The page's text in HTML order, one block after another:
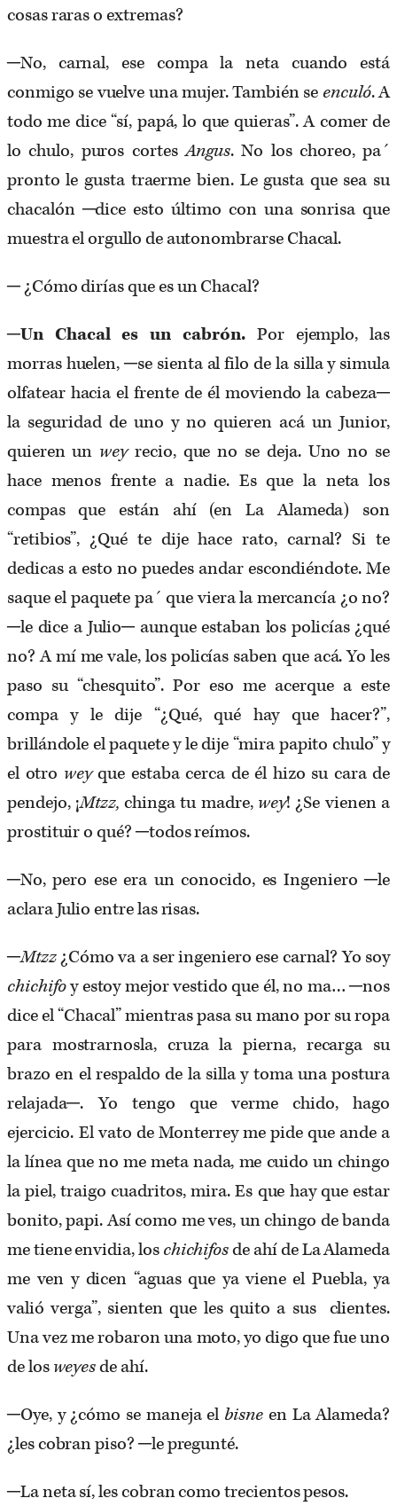
cosas raras o extremas?
─No, carnal, ese compa la neta cuando está
conmigo se vuelve una mujer. También seenculó. A
todo me dice “sí, papá, lo que quieras”. A comer de
lo chulo, puros cortesAngus. No los choreo, pa´
pronto le gusta traerme bien. Le gusta que sea su
chacalón ─dice esto último con una sonrisa que
muestra el orgullo de autonombrarse Chacal.
─ ¿Cómo dirías que es un Chacal?
─Un Chacal es un cabrón.Por ejemplo, las
morras huelen, ─se sienta al filo de la silla y simula
olfatear hacia el frente de él moviendo la cabeza─
la seguridad de uno y no quieren acá un Junior,
quieren un weyrecio, que no se deja. Uno no se
hace menos frente a nadie. Es que la neta los
compas que están ahí (en La Alameda) son
“retibios”, ¿Qué te dije hace rato, carnal? Si te
dedicas a esto no puedes andar escondiéndote. Me
saque el paquete pa´ que viera la mercancía ¿o no?
─le dice a Julio─ aunque estaban los policías ¿qué
no? A mí me vale, los policías saben que acá. Yo les
paso su “chesquito”. Por eso me acerque a este
compa y le dije “¿Qué, qué hay que hacer?”,
brillándole el paquete y le dije “mira papito chulo” y
el otro weyque estaba cerca de él hizo su cara de
pendejo, ¡Mtzz, chinga tu madre, wey! ¿Se vienen a
prostituir o qué? ─todos reímos.
─No, pero ese era un conocido, es Ingeniero ─le
aclara Julio entre las risas.
─Mtzz¿Cómo va a ser ingeniero ese carnal? Yo soy
chichifoy estoy mejor vestido que él, no ma… ─nos
dice el “Chacal” mientras pasa su mano por su ropa
para mostrarnosla, cruza la pierna, recarga su
brazo en el respaldo de la silla y toma una postura
relajada─. Yo tengo que verme chido, hago
ejercicio. El vato de Monterrey me pide que ande a
la línea que no me meta nada, me cuido un chingo
la piel, traigo cuadritos, mira. Es que hay que estar
bonito, papi. Así como me ves, un chingo de banda
me tiene envidia, loschichifosde ahí de La Alameda
me ven y dicen “aguas que ya viene el Puebla, ya
valió verga”, sienten que les quito a sus clientes.
Una vez me robaron una moto, yo digo que fue uno
de losweyesde ahí.
─Oye, y ¿cómo se maneja el bisneen La Alameda?
¿les cobran piso? ─le pregunté.
─La neta sí, les cobran como trecientos pesos.